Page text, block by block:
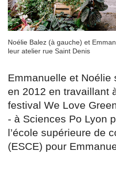
Noélie Balez (à gauche) et
leur atelier rue Saint Denis
Emmanuelle et Noélie
en 2012 en travaillant
festival We Love
- à Sciences Po Lyon
l’école supérieure de
(ESCE) pour